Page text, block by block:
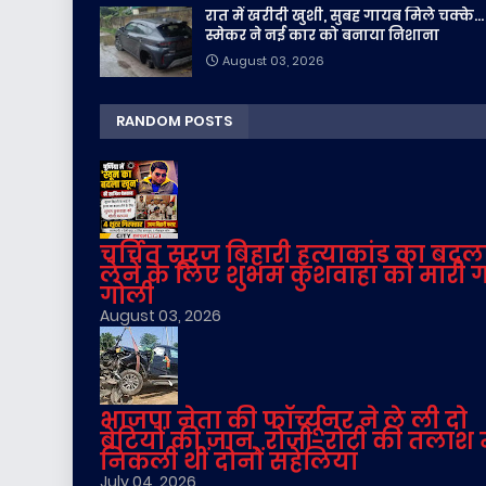
रात में खरीदी खुशी, सुबह गायब मिले चक्के...
स्मेकर ने नई कार को बनाया निशाना
August 03, 2026
RANDOM POSTS
चर्चित सूरज बिहारी हत्याकांड का
लेने के लिए शुभम कुशवाहा को मारी
गोली
August 03, 2026
भाजपा नेता की फॉर्च्यूनर ने ले ली दो
बेटियों की जान, रोजी-रोटी की तलाश
निकली थीं दोनों सहेलियां
July 04, 2026